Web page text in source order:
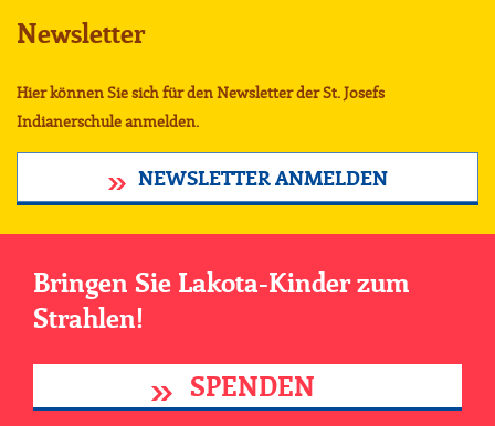
Newsletter
Hier können Sie sich für den Newsletter der St. Josefs
Indianerschule anmelden.
NEWSLETTER ANMELDEN
Bringen Sie Lakota-Kinder zum
Strahlen!
SPENDEN